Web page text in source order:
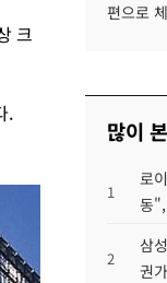
크
.
편으로
많이
1
로
동
2
삼
권